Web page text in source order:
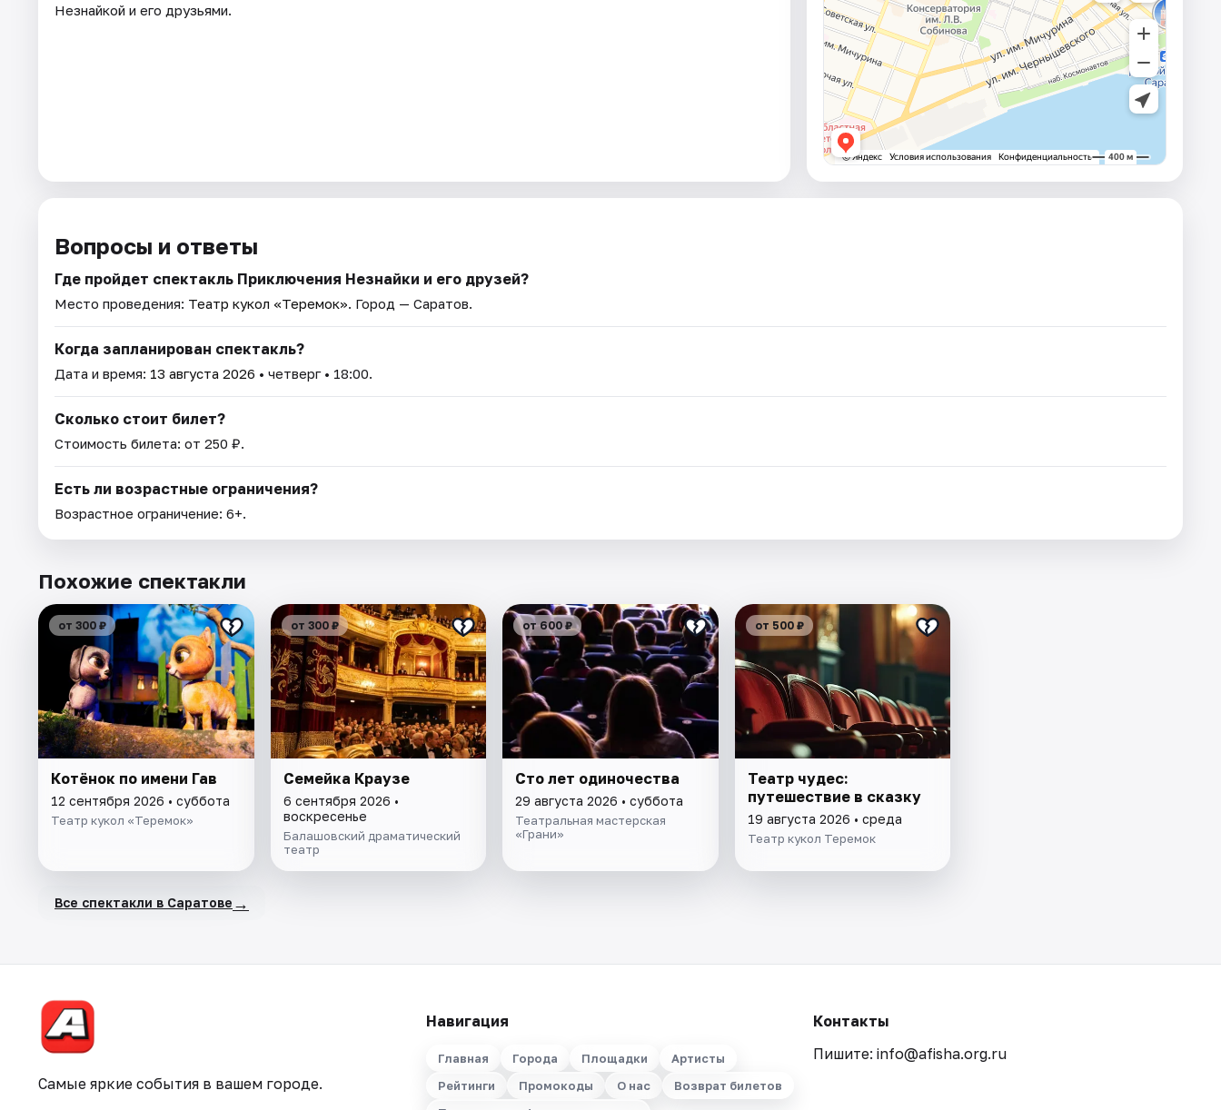
Незнайкой и его друзьями.
Вопросы и ответы
Где пройдет спектакль Приключения Незнайки и его друзей?
Место проведения: Театр кукол «Теремок». Город — Саратов.
Когда запланирован спектакль?
Дата и время: 13 августа 2026 • четверг • 18:00.
Сколько стоит билет?
Стоимость билета: от 250 ₽.
Есть ли возрастные ограничения?
Возрастное ограничение: 6+.
Похожие спектакли
от 300 ₽
Котёнок по имени Гав
12 сентября 2026 • суббота
Театр кукол «Теремок»
от 300 ₽
Семейка Краузе
6 сентября 2026 •
воскресенье
Балашовский драматический
театр
от 600 ₽
Сто лет одиночества
29 августа 2026 • суббота
Театральная мастерская
«Грани»
от 500 ₽
Театр чудес:
путешествие в сказку
19 августа 2026 • среда
Театр кукол Теремок
Все спектакли в Саратове →
Самые яркие события в вашем городе.
Навигация
Главная Города Площадки
Артисты
Рейтинги
Промокоды О нас
Возврат билетов
Контакты
Пишите: info@afisha.org.ru